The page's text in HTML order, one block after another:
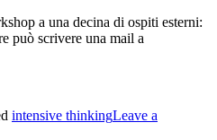
a una decina di ospiti esterni:
può scrivere una mail a
intensive thinkingLeave a